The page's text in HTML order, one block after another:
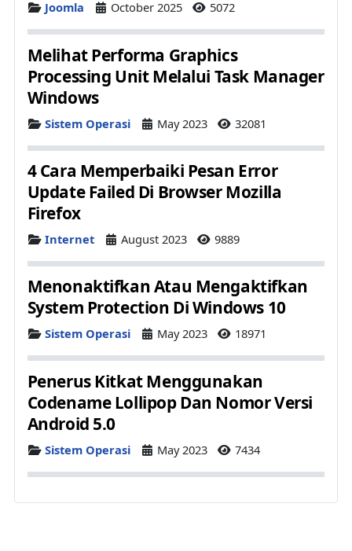
DetailsJoomla October 2025 5072
Melihat Performa Graphics
Processing Unit Melalui Task Manager
Windows
Details
Sistem Operasi May 2023 32081
4 Cara Memperbaiki Pesan Error
Update Failed Di Browser Mozilla
Firefox
Details
Internet August 2023 9889
Menonaktifkan Atau Mengaktifkan
System Protection Di Windows 10
Details
Sistem Operasi May 2023 18971
Penerus Kitkat Menggunakan
Codename Lollipop Dan Nomor Versi
Android 5.0
Details
Sistem Operasi May 2023 7434